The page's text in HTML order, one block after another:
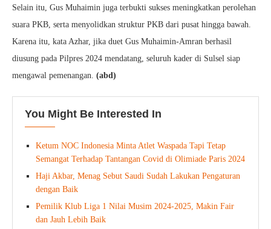
Selain itu, Gus Muhaimin juga terbukti sukses meningkatkan perolehan
suara PKB, serta menyolidkan struktur PKB dari pusat hingga bawah.
Karena itu, kata Azhar, jika duet Gus Muhaimin-Amran berhasil
diusung pada Pilpres 2024 mendatang, seluruh kader di Sulsel siap
mengawal pemenangan. (abd)
You Might Be Interested In
Ketum NOC Indonesia Minta Atlet Waspada Tapi Tetap
Semangat Terhadap Tantangan Covid di Olimiade Paris 2024
Haji Akbar, Menag Sebut Saudi Sudah Lakukan Pengaturan
dengan Baik
Pemilik Klub Liga 1 Nilai Musim 2024-2025, Makin Fair
dan Jauh Lebih Baik